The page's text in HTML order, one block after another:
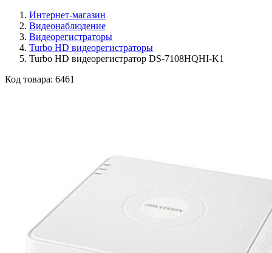
Интернет-магазин
Видеонаблюдение
Видеорегистраторы
Turbo HD видеорегистраторы
Turbo HD видеорегистратор DS-7108HQHI-K1
Код товара: 6461